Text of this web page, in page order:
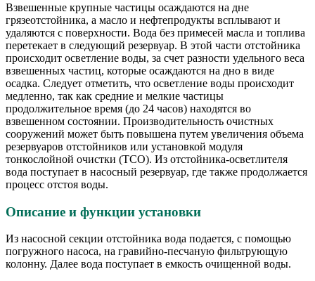
Взвешенные крупные частицы осаждаются на дне
грязеотстойника, а масло и нефтепродукты всплывают и
удаляются с поверхности. Вода без примесей масла и топлива
перетекает в следующий резервуар. В этой части отстойника
происходит осветление воды, за счет разности удельного веса
взвешенных частиц, которые осаждаются на дно в виде
осадка. Следует отметить, что осветление воды происходит
медленно, так как средние и мелкие частицы
продолжительное время (до 24 часов) находятся во
взвешенном состоянии. Производительность очистных
сооружений может быть повышена путем увеличения объема
резервуаров отстойников или установкой модуля
тонкослойной очистки (ТСО). Из отстойника-осветлителя
вода поступает в насосный резервуар, где также продолжается
процесс отстоя воды.
Описание и функции установки
Из насосной секции отстойника вода подается, с помощью
погружного насоса, на гравийно-песчаную фильтрующую
колонну. Далее вода поступает в емкость очищенной воды.